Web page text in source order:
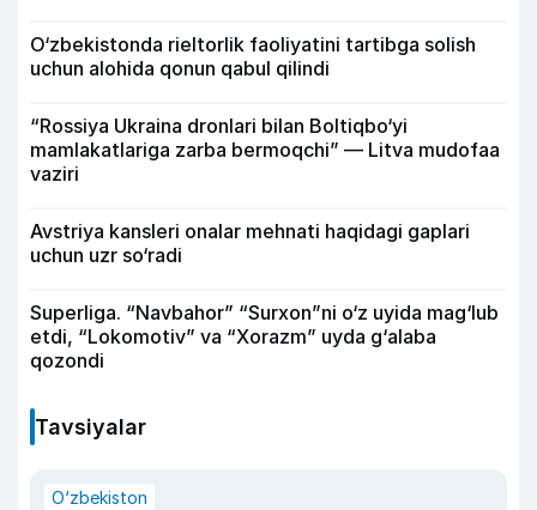
O‘zbekistonda rieltorlik faoliyatini tartibga solish
uchun alohida qonun qabul qilindi
“Rossiya Ukraina dronlari bilan Boltiqbo‘yi
mamlakatlariga zarba bermoqchi” — Litva mudofaa
vaziri
Avstriya kansleri onalar mehnati haqidagi gaplari
uchun uzr so‘radi
Superliga. “Navbahor” “Surxon”ni o‘z uyida mag‘lub
etdi, “Lokomotiv” va “Xorazm” uyda g‘alaba
qozondi
Tavsiyalar
O‘zbekiston